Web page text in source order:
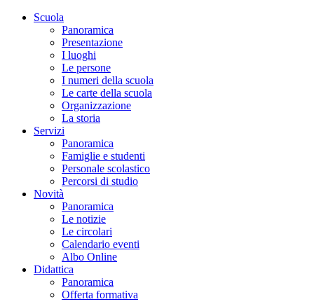
Scuola
Panoramica
Presentazione
I luoghi
Le persone
I numeri della scuola
Le carte della scuola
Organizzazione
La storia
Servizi
Panoramica
Famiglie e studenti
Personale scolastico
Percorsi di studio
Novità
Panoramica
Le notizie
Le circolari
Calendario eventi
Albo Online
Didattica
Panoramica
Offerta formativa